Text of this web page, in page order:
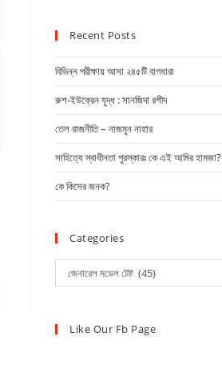
Recent Posts
বিভিন্ন পরীক্ষায় আসা ২৪৫টি বাগধারা
রুশ-ইউক্রেন যুদ্ধ : সানজিদা রশীদ
তেল রাজনীতি – নাজমুন নাহার
সাহিত্যে স্বাধীনতা পুরস্কারঃ কে এই আমির হামজা?
কে কিসের জনক?
Categories
জেনারেল মডেল টেষ্ট (45)
Like Our Fb Page